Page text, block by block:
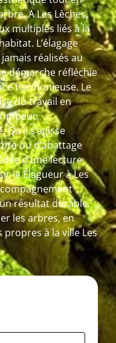
A Les Lèches,
multiples liés à la
L’élagage
réalisés au
démarche réfléchie
harmonieuse. Le
du travail en
s’agisse
ou d’abattage
d’une lecture
le Élagueur à Les
résultat durable.
les arbres, en
à la ville Les